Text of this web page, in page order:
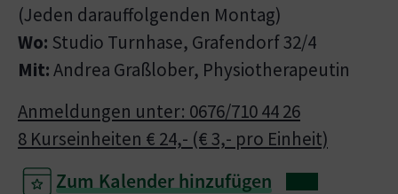
(Jeden darauffolgenden Montag)
Wo: Studio Turnhase, Grafendorf 32/4
Mit:Andrea Graßlober, Physiotherapeutin
Anmeldungen unter: 0676/710 44 26
8 Kurseinheiten € 24,- (€ 3,- pro Einheit)
Zum Kalender hinzufügen